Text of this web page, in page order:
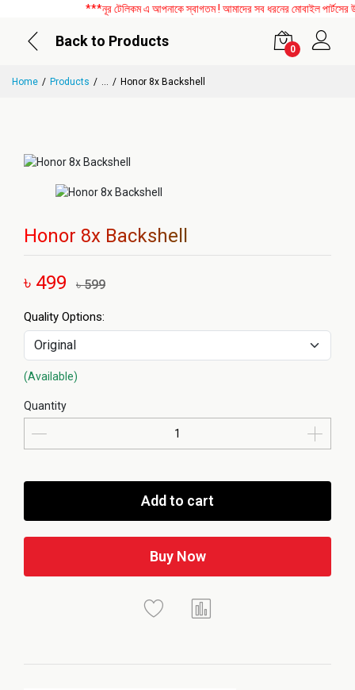
***নূর টেলিকম এ আপনাকে স্বাগতম ! আমাদের সব ধরনের মোবাইল পার্টসের
Back to Products
0
Home Products ... Honor 8x Backshell
Honor 8x Backshell
৳ 499 ৳ 599
Quality Options:
(Available)
Quantity
Add to cart
Buy Now